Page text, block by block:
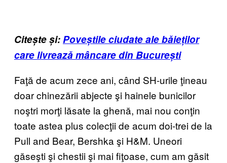
Citește și:Poveștile ciudate ale băieților
care livrează mâncare din București
Faţă de acum zece ani, când SH-urile ţineau
doar chinezării abjecte şi hainele bunicilor
noştri morţi lăsate la ghenă, mai nou conţin
toate astea plus colecţii de acum doi-trei de la
Pull and Bear, Bershka şi H&M. Uneori
găseşti şi chestii şi mai fiţoase, cum am găsit